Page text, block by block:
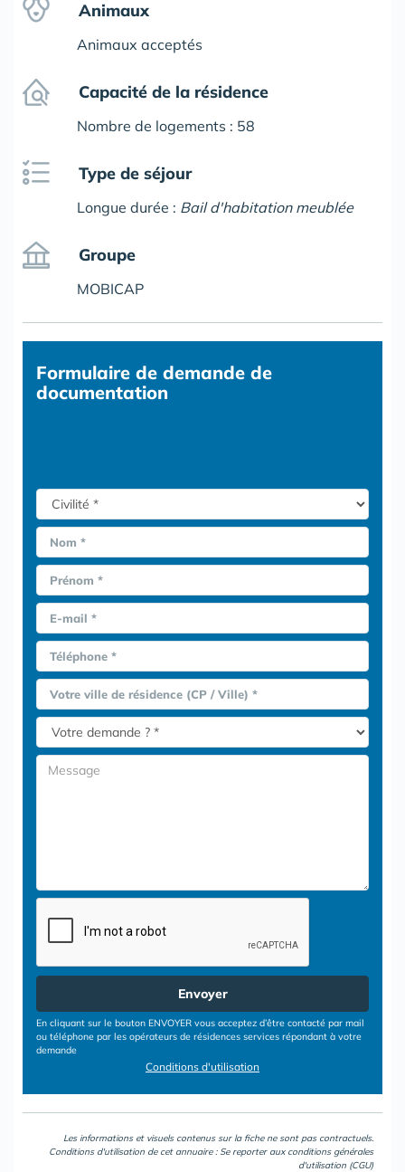
Animaux
Animaux acceptés
Capacité de la résidence
Nombre de logements : 58
Type de séjour
Longue durée : Bail d'habitation meublée
Groupe
MOBICAP
Formulaire de demande de
documentation
Nom *
Prénom *
E-mail *
Téléphone *
Votre ville de résidence (CP / Ville) *
Envoyer
En cliquant sur le bouton ENVOYER vous acceptez d’être contacté par mail
ou téléphone par les opérateurs de résidences services répondant à votre
demande
Conditions d'utilisation
Les informations et visuels contenus sur la fiche ne sont pas contractuels.
Conditions d'utilisation de cet annuaire : Se reporter aux conditions générales
d'utilisation (CGU)